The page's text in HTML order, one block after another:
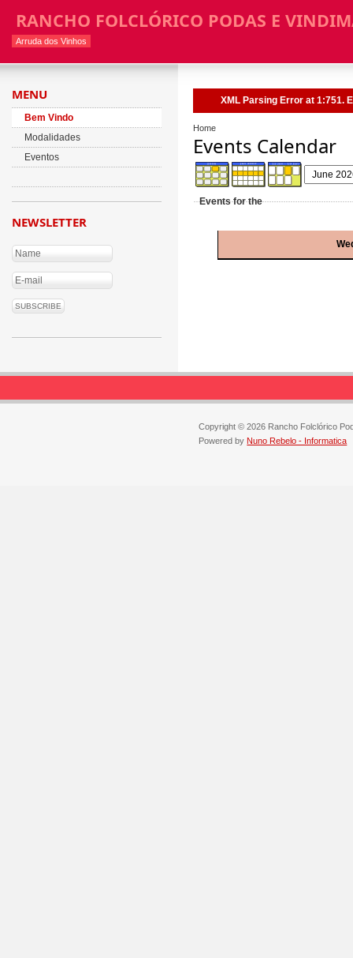
RANCHO FOLCLÓRICO PODAS E
Arruda dos Vinhos
XML Parsing Error at 1:751.
Home
Events Calendar
Events for the
MENU
Bem Vindo
Modalidades
Eventos
NEWSLETTER
Copyright © 2026 Rancho Folclórico
Powered byNuno Rebelo - Informatica